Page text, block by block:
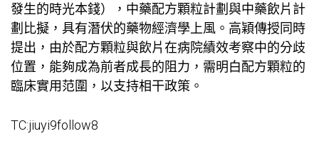
發生的時光本錢），中藥配方顆粒計劃與中藥飲片計
劃比擬，具有潛伏的藥物經濟學上風。高穎傳授同時
提出，由於配方顆粒與飲片在病院績效考察中的分歧
位置，能夠成為前者成長的阻力，需明白配方顆粒的
臨床實用范圍，以支持相干政策。
TC:jiuyi9follow8